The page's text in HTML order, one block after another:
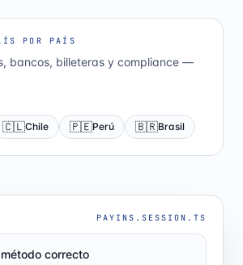
POR PAÍS
bancos, billeteras y compliance —
🇨🇱Chile 🇵🇪Perú 🇧🇷Brasil
PAYINS.SESSION.TS
correcto